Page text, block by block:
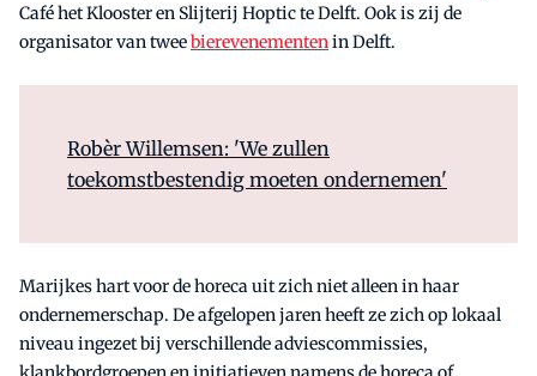
Café het Klooster en Slijterij Hoptic te Delft. Ook is zij de
organisator van tweebierevenementenin Delft.
Robèr Willemsen: 'We zullen
toekomstbestendig moeten ondernemen'
Marijkes hart voor de horeca uit zich niet alleen in haar
ondernemerschap. De afgelopen jaren heeft ze zich op lokaal
niveau ingezet bij verschillende adviescommissies,